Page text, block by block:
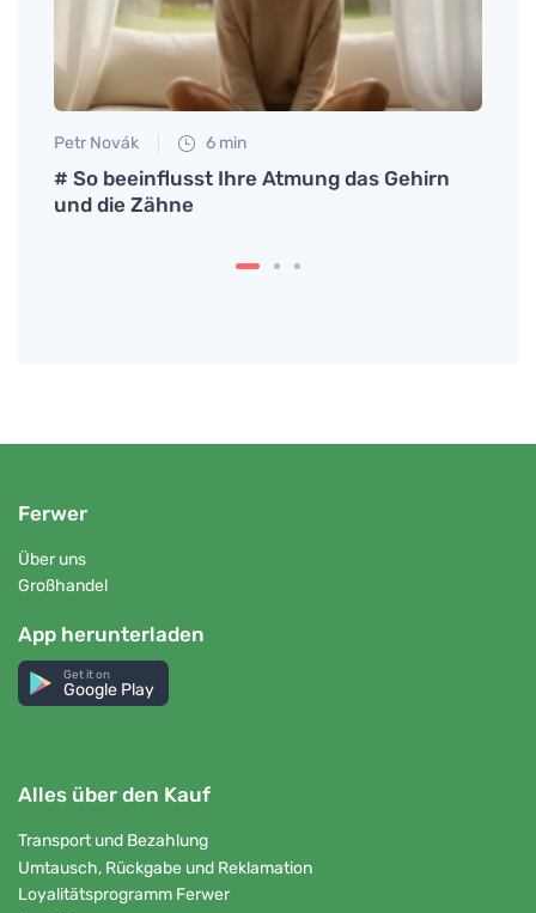
Petr Novák 6 min
# So beeinflusst Ihre Atmung das Gehirn
und die Zähne
Ferwer
Über uns
Großhandel
App herunterladen
Get it on
Google Play
Alles über den Kauf
Transport und Bezahlung
Umtausch, Rückgabe und Reklamation
Loyalitätsprogramm Ferwer